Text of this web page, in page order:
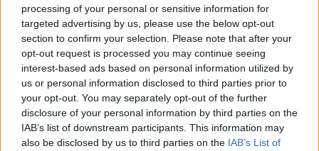
processing of your personal or sensitive information for
targeted advertising by us, please use the below opt-out
section to confirm your selection. Please note that after your
opt-out request is processed you may continue seeing
interest-based ads based on personal information utilized by
us or personal information disclosed to third parties prior to
your opt-out. You may separately opt-out of the further
disclosure of your personal information by third parties on the
IAB’s list of downstream participants. This information may
also be disclosed by us to third parties on the IAB’s List of
AUTORE
Staff